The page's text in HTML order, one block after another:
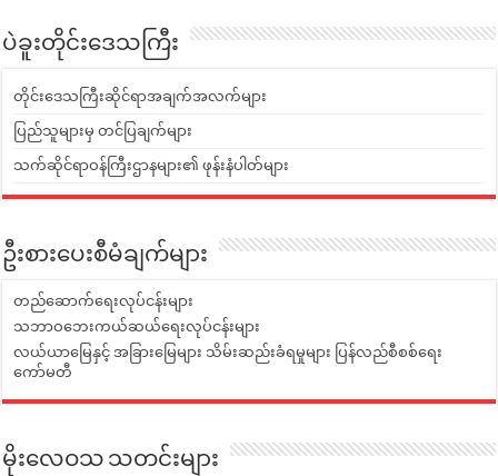
ပဲခူးတိုင်းဒေသကြီး
တိုင်းဒေသကြီးဆိုင်ရာအချက်အလက်များ
ပြည်သူများမှ တင်ပြချက်များ
သက်ဆိုင်ရာဝန်ကြီးဌာနများ၏ ဖုန်းနံပါတ်များ
ဦးစားပေးစီမံချက်များ
တည်ဆောက်ရေးလုပ်ငန်းများ
သဘာဝဘေးကယ်ဆယ်ရေးလုပ်ငန်းများ
လယ်ယာမြေနှင့် အခြားမြေများ သိမ်းဆည်းခံရမှုများ ပြန်လည်စီစစ်ရေး
ကော်မတီ
မိုးလေဝသ သတင်းများ